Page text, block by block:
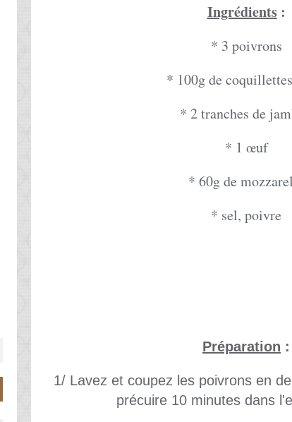
Ingrédients:
* 3 poivrons
* 100g de
* 2 tranches de
* 1 œuf
* 60g de
* sel, poivre
Préparation :
1/ Lavez et coupez les poivrons en
précuire 10 minutes dans